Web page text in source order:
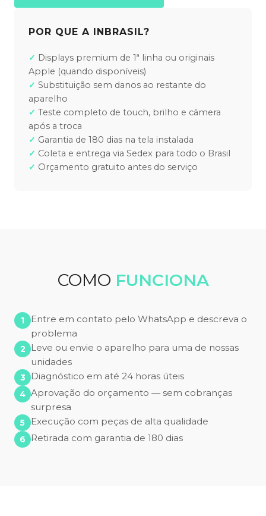
POR QUE A INBRASIL?
Displays premium de 1ª linha ou originais
Apple (quando disponíveis)
Substituição sem danos ao restante do
aparelho
Teste completo de touch, brilho e câmera
após a troca
Garantia de 180 dias na tela instalada
Coleta e entrega via Sedex para todo o Brasil
Orçamento gratuito antes do serviço
COMO FUNCIONA
Entre em contato pelo WhatsApp e descreva o
problema
Leve ou envie o aparelho para uma de nossas
unidades
Diagnóstico em até 24 horas úteis
Aprovação do orçamento — sem cobranças
surpresa
Execução com peças de alta qualidade
Retirada com garantia de 180 dias